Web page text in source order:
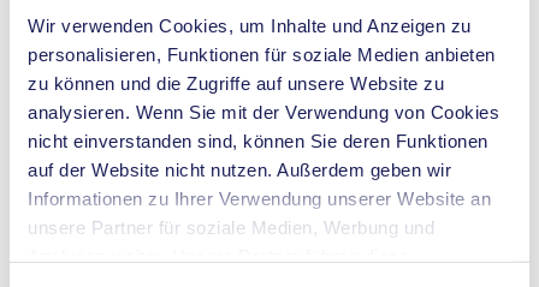
Wir verwenden Cookies, um Inhalte und Anzeigen zu
personalisieren, Funktionen für soziale Medien anbieten
zu können und die Zugriffe auf unsere Website zu
analysieren. Wenn Sie mit der Verwendung von Cookies
nicht einverstanden sind, können Sie deren Funktionen
auf der Website nicht nutzen. Außerdem geben wir
Informationen zu Ihrer Verwendung unserer Website an
unsere Partner für soziale Medien, Werbung und
Gruppe
Nachhaltigkeit ist schon heute, im Jahr 2021, ein wichtiges Thema
für KNF und wird in den nächsten Jahren alle Bereiche des
Familienbetriebs durchdringen. Noch mehr recycelte Materialien,
noch kleinere und materialsparende Pumpen, noch
umweltschonendere Technik. Bis zu 80 % weniger Energie wird
eine KNF Membranpumpe in 25 Jahren benötigen. Schon jetzt lässt
sich dieser Trend deutlich erkennen.
Und wo werden KNF Membranpumpen in Zukunft zum Einsatz
kommen? Wachstum versprechen Anwendungen rund um das